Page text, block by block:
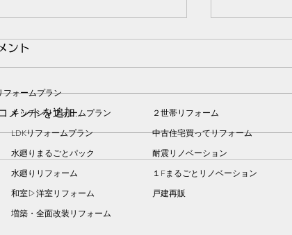
喜んでもらえたこと vol.21 喜んでも
ント
メントを追加…
フォームプラン
キッチンリフォームプラン
２世帯リフォーム
LDKリフォームプラン
中古住宅買ってリフォーム
水廻りまるごとパック
耐震リノベーション
水廻りリフォーム
１Fまるごとリノベーション
和室▷洋室リフォーム
​戸建再販
増築・全面改装リフォーム